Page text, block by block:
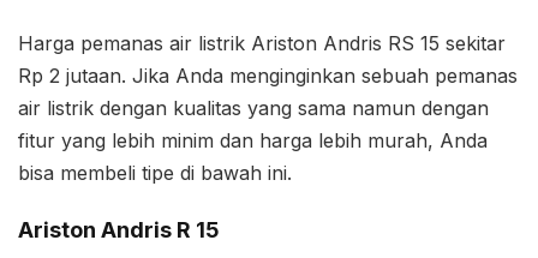
Harga pemanas air listrik Ariston Andris RS 15 sekitar
Rp 2 jutaan. Jika Anda menginginkan sebuah pemanas
air listrik dengan kualitas yang sama namun dengan
fitur yang lebih minim dan harga lebih murah, Anda
bisa membeli tipe di bawah ini.
Ariston Andris R 15